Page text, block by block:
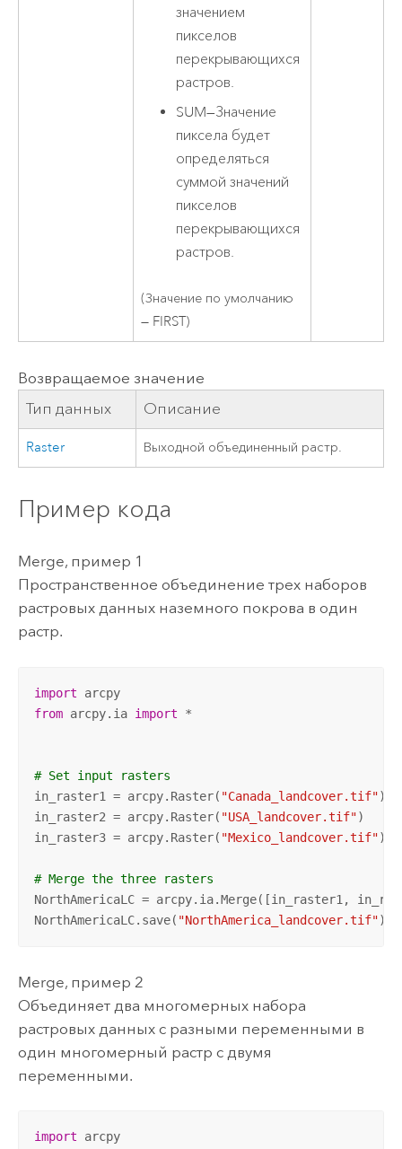
значением
пикселов
перекрывающихся
растров.
SUM—Значение
пиксела будет
определяться
суммой значений
пикселов
перекрывающихся
растров.
(Значение по умолчанию
— FIRST)
Возвращаемое значение
Тип данных Описание
Raster Выходной объединенный растр.
Пример кода
Merge, пример 1
Пространственное объединение трех наборов
растровых данных наземного покрова в один
растр.
import
arcpy
from arcpy.ia import *
# Set input rasters
in_raster1 = arcpy.Raster( "Canada_landcover.tif")
in_raster2 = arcpy.Raster( "USA_landcover.tif")
in_raster3 = arcpy.Raster( "Mexico_landcover.tif")
# Merge the three rasters
NorthAmericaLC = arcpy.ia.Merge([in_raster1,
NorthAmericaLC.save( "NorthAmerica_landcover.tif")
Merge, пример 2
Объединяет два многомерных набора
растровых данных с разными переменными в
один многомерный растр с двумя
переменными.
import
arcpy